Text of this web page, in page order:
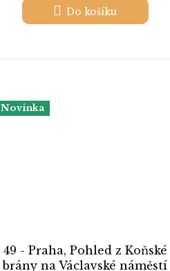
Do košíku
Novinka
49 - Praha, Pohled z Koňské
brány na Václavské náměstí